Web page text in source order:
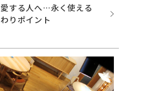
する人へ…永く使える
りポイント